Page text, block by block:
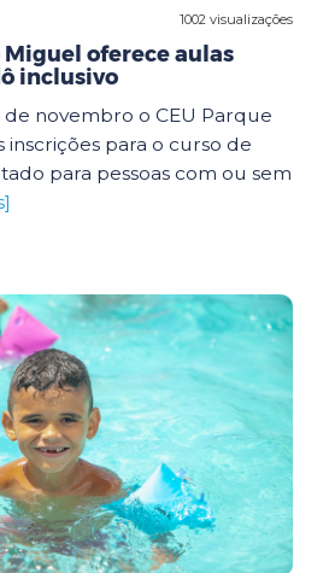
1002 visualizações
Miguel oferece aulas
inclusivo
de novembro o CEU Parque
inscrições para o curso de
para pessoas com ou sem